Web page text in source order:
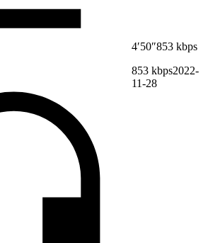
4′50″853 kbps
853 kbps2022-
11-28